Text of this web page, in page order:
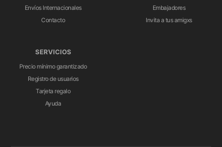
Envíos Internacionales
Contacto
Embajadores
Invita a tus amigxs
SERVICIOS
Precio mínimo garantizado
Registro de usuarios
Tarjeta regalo
Ayuda